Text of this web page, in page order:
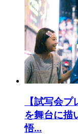
【試写会
を舞台に描
悟...